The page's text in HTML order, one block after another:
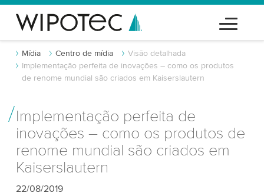
Mídia Centro de mídia
Visão detalhada
Implementação perfeita de inovações – como os produtos
de renome mundial são criados em Kaiserslautern
Implementação perfeita de
inovações – como os produtos de
renome mundial são criados em
Kaiserslautern
22/08/2019